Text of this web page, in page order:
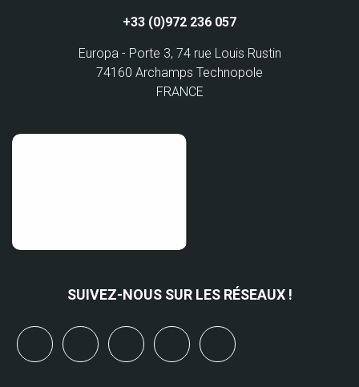
+33 (0)972 236 057
Europa - Porte 3, 74 rue Louis Rustin
74160 Archamps Technopole
FRANCE
SUIVEZ-NOUS SUR LES RÉSEAUX !
linkedinyoutubebluesky mastodon